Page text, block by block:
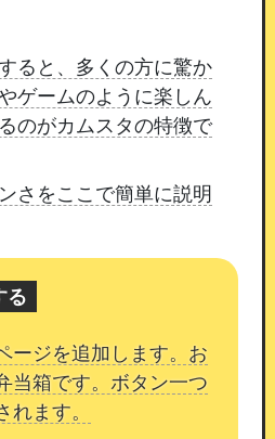
で問題ない場合、設定の変
、通知時刻をご調整くださ
勤状況を一致させること
報の正確性を高めること
間に合わせて通知時刻を調
とで、会員様にとって適切
提供が可能となります。
すい機能改善を
ると、多くの方に驚か
ゲームのように楽しん
のがカムスタの特徴で
さをここで簡単に説明
る
ージを追加します。お
当箱です。ボタン一つ
れます。